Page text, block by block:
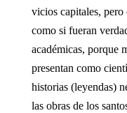
vicios capitales, pero
como si fueran
académicas, porque
presentan como
historias (leyendas)
las obras de los